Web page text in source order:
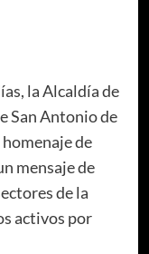
la Alcaldía de
San Antonio de
de
mensaje de
de la
activos por